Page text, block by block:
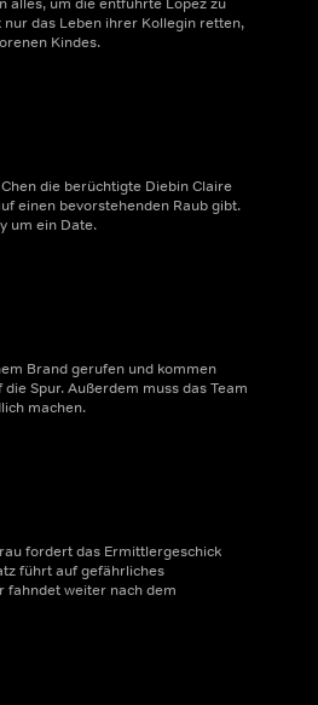
das Leben ihrer Kollegin retten,
Kindes.
die berüchtigte Diebin Claire
einen bevorstehenden Raub gibt.
um ein Date.
Brand gerufen und kommen
Spur. Außerdem muss das Team
machen.
fordert das Ermittlergeschick
führt auf gefährliches
fahndet weiter nach dem